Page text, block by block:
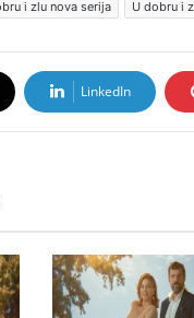
i zlu nova serija U dobru i
LinkedIn